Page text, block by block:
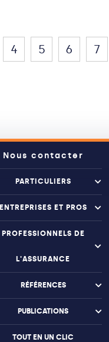
4 5 6 7
Nous contacter
PARTICULIERS
ENTREPRISES ET PROS
PROFESSIONNELS DE
L'ASSURANCE
RÉFÉRENCES
PUBLICATIONS
TOUT EN UN CLIC